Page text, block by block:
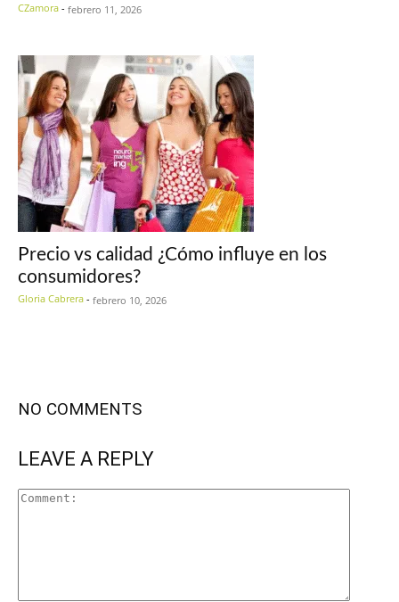
CZamora - febrero 11, 2026
Precio vs calidad ¿Cómo influye en los
consumidores?
Gloria Cabrera - febrero 10, 2026
NO COMMENTS
LEAVE A REPLY